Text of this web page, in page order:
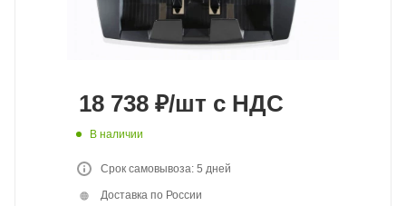
18 738 ₽/шт с НДС
В наличии
Срок самовывоза: 5 дней
Доставка по России